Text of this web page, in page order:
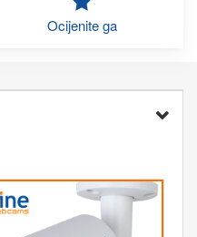
Ocijenite ga